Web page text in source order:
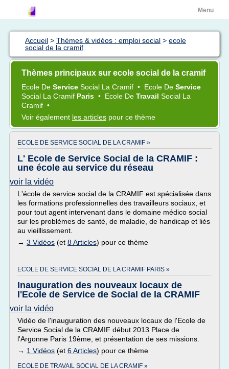
Menu
Accueil > Thèmes & vidéos : emploi social > ecole
social de la cramif
Thèmes principaux sur ecole social de la cramif
Ecole De Service Social La Cramif • Ecole De Service
Social La Cramif Paris • Ecole De Travail Social La
Cramif •
Voir également les articles pour ce thème
ECOLE DE SERVICE SOCIAL DE LA CRAMIF »
L' Ecole de Service Social de la CRAMIF :
une école au service du réseau
voir la vidéo
L'école de service social de la CRAMIF est spécialisée dans
les formations professionnelles des travailleurs sociaux, et
pour tout agent intervenant dans le domaine médico social
sur les problèmes de santé, de maladie, de handicap et liés
au vieillissement.
→ 3 Vidéos (et 8 Articles) pour ce thème
ECOLE DE SERVICE SOCIAL DE LA CRAMIF PARIS »
Inauguration des nouveaux locaux de
l'Ecole de Service de Social de la CRAMIF
voir la vidéo
Vidéo de l'inauguration des nouveaux locaux de l'Ecole de
Service Social de la CRAMIF début 2013 Place de
l'Argonne Paris 19ème, et présentation de ses missions.
→ 1 Vidéos (et 6 Articles) pour ce thème
ECOLE DE TRAVAIL SOCIAL DE LA CRAMIF »